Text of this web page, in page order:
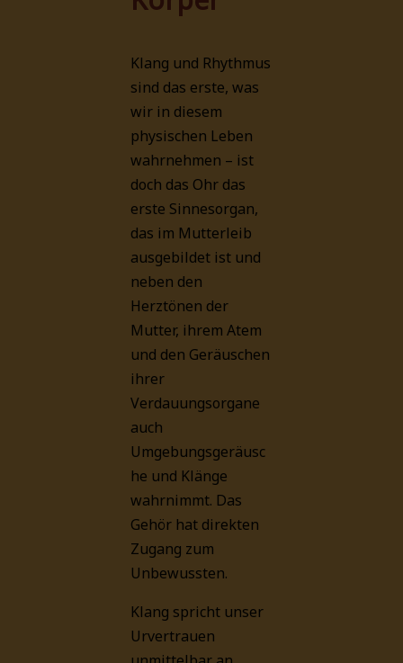
Klang und Rhythmus
sind das erste, was
wir in diesem
physischen Leben
wahrnehmen – ist
doch das Ohr das
erste Sinnesorgan,
das im Mutterleib
ausgebildet ist und
neben den
Herztönen der
Mutter, ihrem Atem
und den Geräuschen
ihrer
Verdauungsorgane
auch
Umgebungsgeräusc
he und Klänge
wahrnimmt. Das
Gehör hat direkten
Zugang zum
Unbewussten.
Klang spricht unser
Urvertrauen